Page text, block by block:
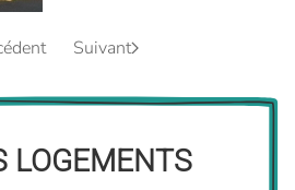
Suivant
LOGEMENTS